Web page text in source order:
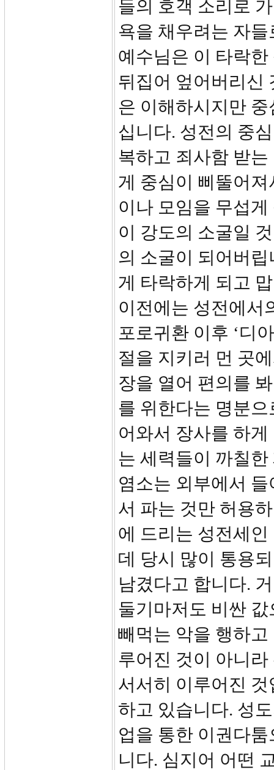
들의 호객 소리로
욕을 채우려는 자
예수님은 이 타락
뒤집어 엎어버리신
은 이해하시지만
십니다. 성전의 중
복하고 죄사함 받
게 중심이 삐뚤어
이나 모임을 무섭
이 강도의 소굴일
의 소굴이 되어버
게 타락하게 되고
이전에는 성전에서
포로귀환 이후 ‘디
절을 지키러 먼 곳
장을 열어 편의를
를 위한다는 명분
어와서 장사를 하
는 세력들이 까칠
염소는 외부에서
서 파는 것만 허용
에 드리는 성전세
데 당시 많이 통용
남겼다고 합니다.
둘기마저도 비싼
빼먹는 악을 행하
루어진 것이 아니
서서히 이루어진
하고 있습니다. 성
업을 통한 이권다
니다. 심지어 어떤